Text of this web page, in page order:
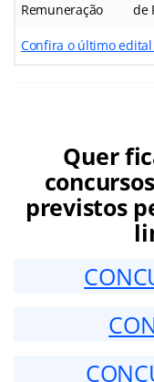
Remuneração de
Confira o último edital
Quer
previstos